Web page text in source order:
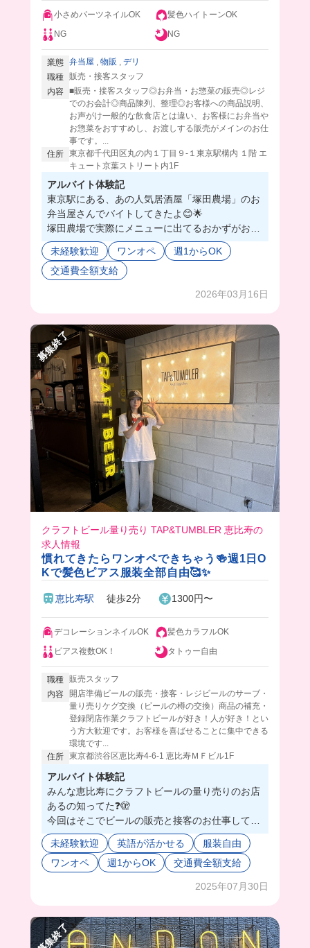
小さめパーツネイルOK
髪色ハイトーンOK
NG
NG
業態 弁当屋 物販
デリ
職種 販売・接客スタッフ
内容 ■販売・接客スタッフ◎お弁当・お惣菜の販売◎レジ
でのお会計◎商品陳列、整理◎お客様への商品説明、
お声がけ一般的な飲食店とは違い、お客様にお弁当や
お惣菜をおすすめし、お渡しする販売がメインのお仕
事です。...
住所 東京都千代田区丸の内１丁目９‐１東京駅構内 １階 エ
キュート京葉ストリート内1F
アルバイト体験記
東京駅にある、あの人気居酒屋「塚田農場」のお
弁当屋さんでバイトしてきたよ😊🌟
塚田農場で実際にメニューに出てるおかずがお弁
当に入ってたりして、どれも美味しそうすぎて陳
列してるだけで目が幸せだった🥺💖
お仕事教えてくれる先輩はみんな優しくて穏やか
社割で安く買って帰れちゃうんだって🤯❤️‍🔥
お弁当の種類もたくさんあって、毎回のご褒美に
制覇しちゃいそう...🤭
みんなもお弁当バイトしてみない？🌼🍱
未経験歓迎 ワンオペ
週1からOK
交通費全額支給
2026年03月16日
募集終了
クラフトビール量り売り TAP&TUMBLER 恵比寿の
求人情報
慣れてきたらワンオペできちゃう🍻週1日O
Kで髪色ピアス服装全部自由🥰✨
恵比寿駅 徒歩2分 1300円〜
デコレーションネイルOK
髪色カラフルOK
ピアス複数OK！
タトゥー自由
職種 販売スタッフ
内容
開店準備ビールの販売・接客・レジビールのサーブ・
量り売りケグ交換（ビールの樽の交換）商品の補充・
登録閉店作業クラフトビールが好き！人が好き！とい
う方大歓迎です。お客様を喜ばせることに集中できる
環境です...
住所 東京都渋谷区恵比寿4-6-1 恵比寿ＭＦビル1F
アルバイト体験記
みんな恵比寿にクラフトビールの量り売りのお店
あるの知ってた❓🫣
今回はそこでビールの販売と接客のお仕事してき
たよ😉
ここおしゃれ完全自由で、シフトも週1からOKだ
から自分の好きな時間帯で働けるの🥰💟
ンセンティブもあったりするから仕事頑張れそう
しかも、色々な種類のビール知識が学べる上に、
たくさんのお客様とも話せるからコミュ力爆上が
未経験歓迎 英語が活かせる
服装自由
ワンオペ
週1からOK 交通費全額支給
2025年07月30日
募集終了